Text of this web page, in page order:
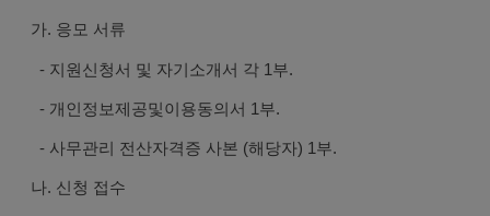
가. 응모 서류
- 지원신청서 및 자기소개서 각 1부.
- 개인정보제공및이용동의서 1부.
- 사무관리 전산자격증 사본 (해당자) 1부.
나. 신청 접수